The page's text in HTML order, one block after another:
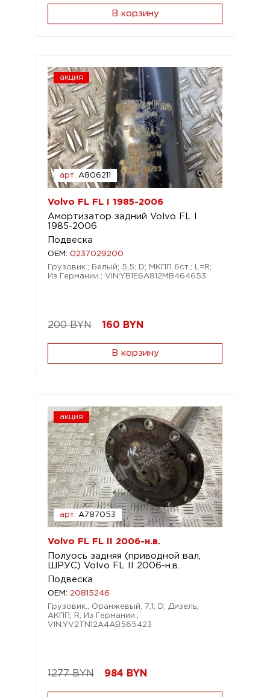
В корзину
акция
арт. A806211
Volvo FL FL I 1985-2006
Амортизатор задний Volvo FL I
1985-2006
Подвеска
OEM: 0237029200
Грузовик.; Белый; 5,5; D; МКПП 6ст.; L=R;
Из Германии.; VIN:YB1E6A812MB464653
200 BYN 160 BYN
В корзину
акция
арт. A787053
Volvo FL FL II 2006-н.в.
Полуось задняя (приводной вал,
ШРУС) Volvo FL II 2006-н.в.
Подвеска
OEM: 20815246
Грузовик.; Оранжевый; 7,1; D; Дизель;
АКПП; R; Из Германии.;
VIN:YV2TN12A4AB565423
1277 BYN 984 BYN